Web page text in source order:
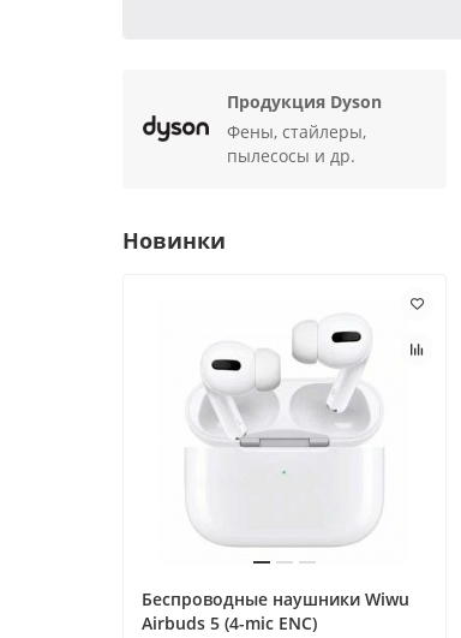
Продукция Dyson
Фены, стайлеры,
пылесосы и др.
Новинки
Беспроводные наушники Wiwu
Airbuds 5 (4-mic ENC)